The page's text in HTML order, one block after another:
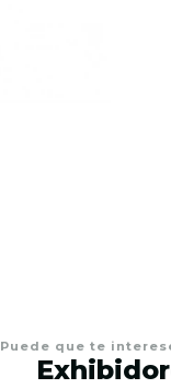
Puede que te